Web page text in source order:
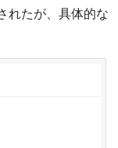
れたが、具体的な